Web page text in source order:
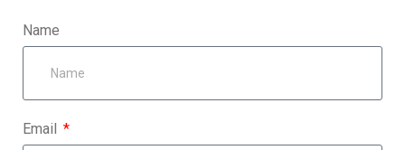
Name
Email